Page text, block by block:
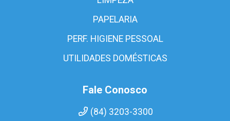
PAPELARIA
PERF. HIGIENE PESSOAL
UTILIDADES DOMÉSTICAS
Fale Conosco
(84) 3203-3300